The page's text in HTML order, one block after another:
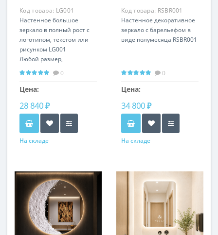
Код товара: LG001
Настенное большое
зеркало в полный рост с
логотипом, текстом или
рисунком LG001
Любой размер,
вертикальное или
горизонтальное
положение
0
Цена:
28 840 ₽
На складе
Код товара: RSBR001
Настенное декоративное
зеркало с барельефом в
виде полумесяца RSBR001
0
Цена:
34 800 ₽
На складе